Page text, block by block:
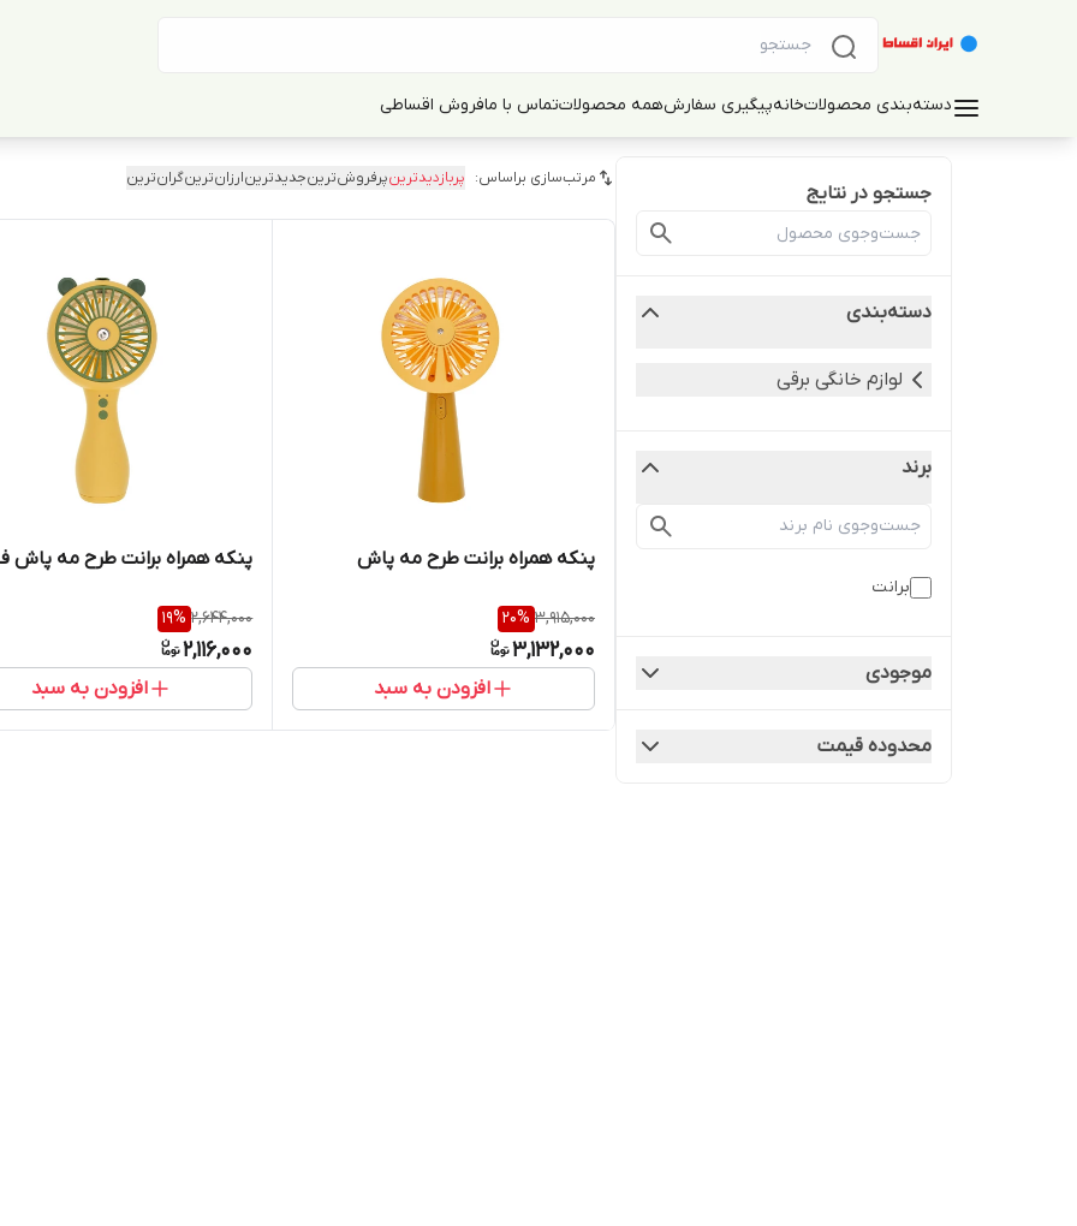
دسته‌بندی محصولاتخانهپیگیری سفارشهمه محصولاتتماس با مافروش اقساطی
جستجو در نتایج
دسته‌بندی
لوازم خانگی برقی
برند
برانت
موجودی
محدوده قیمت
مرتب‌سازی براساس: پربازدیدترینپرفروش‌ترینجدیدترینارزان‌ترینگران‌ترین
پنکه همراه برانت طرح مه پاش
3,915,000
20%
3,132,000
افزودن به سبد
پنکه همراه برانت طرح مه پاش
2,644,000
19%
2,116,000
افزودن به سبد